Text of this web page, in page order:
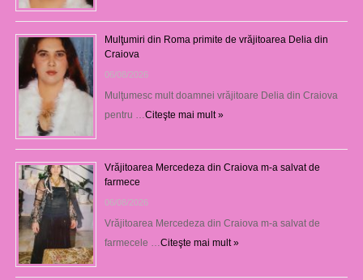
Mulţumiri din Roma primite de vrăjitoarea Delia din
Craiova
06/08/2026
Mulţumesc mult doamnei vrăjitoare Delia din Craiova
pentru … Citeşte mai mult »
Vrăjitoarea Mercedeza din Craiova m-a salvat de
farmece
06/08/2026
Vrăjitoarea Mercedeza din Craiova m-a salvat de
farmecele … Citeşte mai mult »